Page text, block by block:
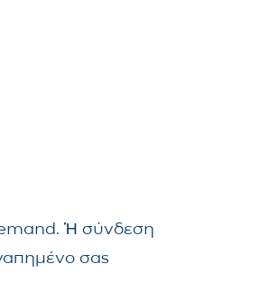
Ἡ σύνδεση
σας